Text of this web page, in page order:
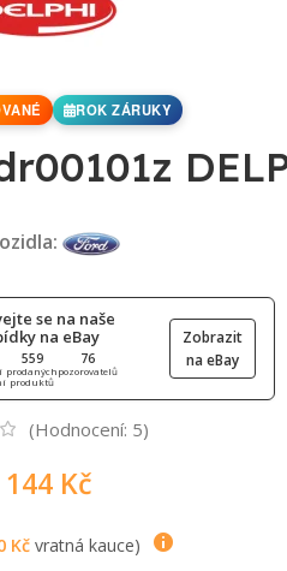
ROK ZÁRUKY
se na naše
na eBay
559
prodaných
produktů
76
pozorovatelů
Zobrazit
na eBay
(Hodnocení: 5)
144 Kč
Kčvratná kauce)